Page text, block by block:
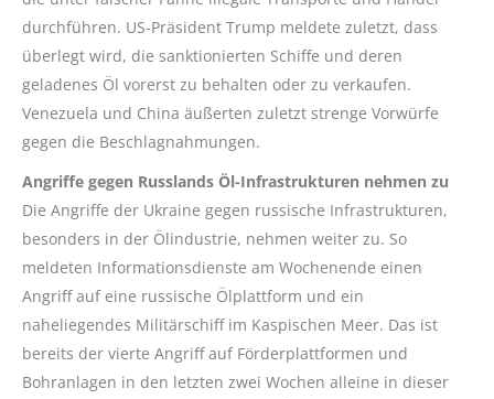
durchführen. US-Präsident Trump meldete zuletzt, dass
überlegt wird, die sanktionierten Schiffe und deren
geladenes Öl vorerst zu behalten oder zu verkaufen.
Venezuela und China äußerten zuletzt strenge Vorwürfe
gegen die Beschlagnahmungen.
Angriffe gegen Russlands Öl-Infrastrukturen nehmen zu
Die Angriffe der Ukraine gegen russische Infrastrukturen,
besonders in der Ölindustrie, nehmen weiter zu. So
meldeten Informationsdienste am Wochenende einen
Angriff auf eine russische Ölplattform und ein
naheliegendes Militärschiff im Kaspischen Meer. Das ist
bereits der vierte Angriff auf Förderplattformen und
Bohranlagen in den letzten zwei Wochen alleine in dieser